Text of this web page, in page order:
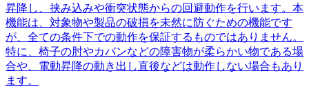
昇降し、挟み込みや衝突状態からの回避動作を行います。本
機能は、対象物や製品の破損を未然に防ぐための機能です
が、全ての条件下での動作を保証するものではありません。
特に、椅子の肘やカバンなどの障害物が柔らかい物である場
合や、電動昇降の動き出し直後などは動作しない場合もあり
ます。